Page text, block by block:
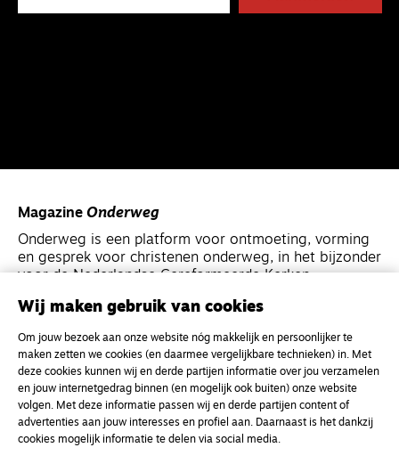
Magazine Onderweg
Onderweg is een platform voor ontmoeting, vorming
en gesprek voor christenen onderweg, in het bijzonder
voor de Nederlandse Gereformeerde Kerken.
Kvk-nummer 33277063
NL46 INGB 0117 5827 86
info@onderwegonline.nl
Wij maken gebruik van cookies
Om jouw bezoek aan onze website nóg makkelijk en persoonlijker te
maken zetten we cookies (en daarmee vergelijkbare technieken) in. Met
deze cookies kunnen wij en derde partijen informatie over jou verzamelen
en jouw internetgedrag binnen (en mogelijk ook buiten) onze website
volgen. Met deze informatie passen wij en derde partijen content of
advertenties aan jouw interesses en profiel aan. Daarnaast is het dankzij
cookies mogelijk informatie te delen via social media.